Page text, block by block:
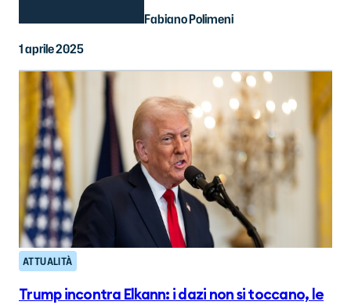
Fabiano Polimeni
1 aprile 2025
ATTUALITÀ
Trump incontra Elkann: i dazi non si toccano, le